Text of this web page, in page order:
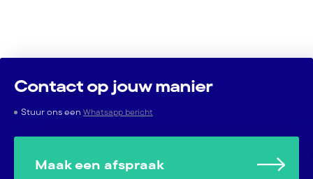
Contact op jouw manier
Stuur ons een Whatsapp bericht
Maak een afspraak